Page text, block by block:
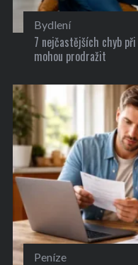
Bydlení
7 nejčastějších chyb
mohou prodražit
Peníze